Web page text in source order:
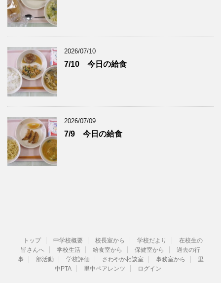
2026/07/10
7/10 今日の給食
2026/07/09
7/9 今日の給食
トップ 中学校概要 校長室から 学校だより
在校生の
皆さんへ
学校生活 給食室から 保健室から
過去の行
事
部活動 学校評価 さわやか相談室 事務室から
里
中PTA
里中ペアレンツ ログイン